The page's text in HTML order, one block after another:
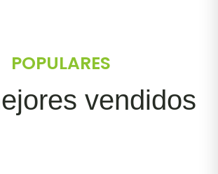
POPULARES
vendidos